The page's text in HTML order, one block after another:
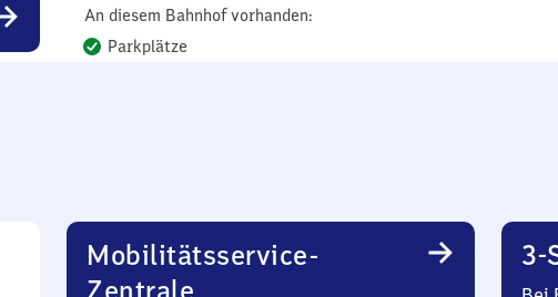
An diesem Bahnhof vorhanden:
Parkplätze
Mobilitätsservice-
3-